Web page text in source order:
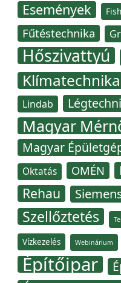
Események
Fűtéstechnika
Hőszivattyú
Klímatechnika
Lindab
Magyar
Magyar
Oktatás OMÉN
Rehau
Szellőztetés
Vízkezelés Webinárium
Építőipar